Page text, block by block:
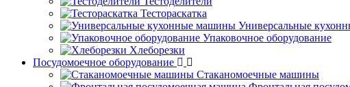
Тестораскатка
Универсальные
Упаковочное оборудование
Хлеборезки
Посудомоечное оборудование
Стаканомоечные машины